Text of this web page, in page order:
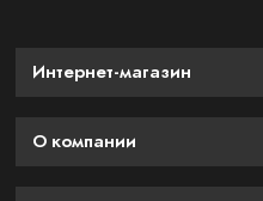
Интернет-магазин
О компании